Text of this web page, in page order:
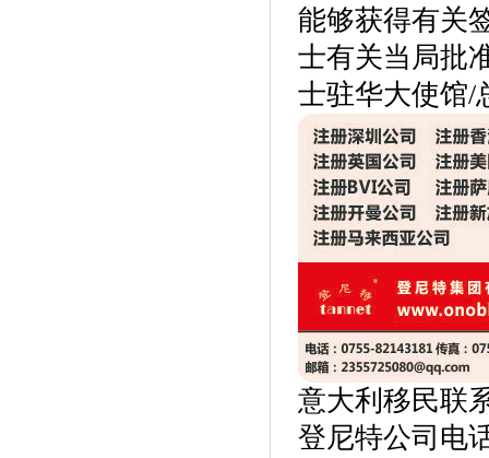
能够获得有关
士有关当局批
士驻华大使馆/
意大利移民联
登尼特公司电